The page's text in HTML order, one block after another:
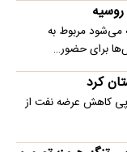
می‌شود مربوط به
برای حضور…
کرد
پی کاهش عرضه نفت از